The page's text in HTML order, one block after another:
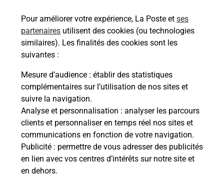
Pour améliorer votre expérience, La Poste et ses
partenaires utilisent des cookies (ou technologies
similaires). Les finalités des cookies sont les
suivantes :
Mesure d’audience : établir des statistiques
complémentaires sur l’utilisation de nos sites et
suivre la navigation.
Analyse et personnalisation : analyser les parcours
clients et personnaliser en temps réel nos sites et
communications en fonction de votre navigation.
Publicité : permettre de vous adresser des publicités
en lien avec vos centres d’intérêts sur notre site et
en dehors.
Malin !
La Poste
en ligne
Ouvert 24h/24
En savoir plus